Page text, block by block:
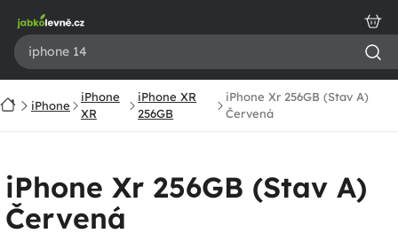
obsah
DomůiPhone
iPhone
XR
iPhone XR
256GB
iPhone Xr 256GB (Stav A)
Červená
iPhone Xr 256GB (Stav A)
Červená